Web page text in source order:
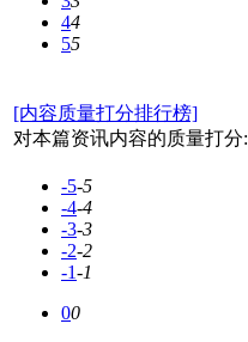
44
55
[内容质量打分排行榜]
对本篇资讯内容的质量打分:
-5-5
-4-4
-3-3
-2-2
-1-1
00